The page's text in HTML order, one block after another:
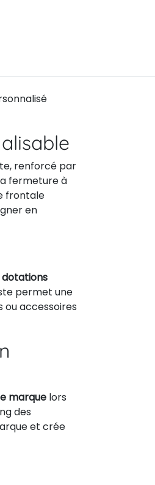
renforcé par
fermeture à
frontale
en
dotations
permet une
accessoires
marque lors
des
et crée